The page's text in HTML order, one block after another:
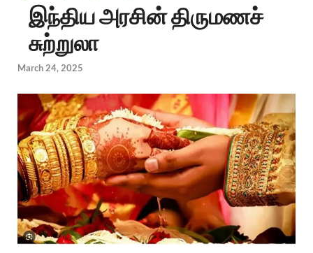
இந்திய அரசின் திருமணச்
சுற்றுலா
March 24, 2025